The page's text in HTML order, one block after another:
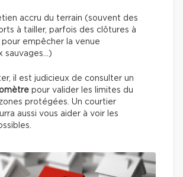
accru du terrain (souvent des
à tailler, parfois des clôtures à
empêcher la venue
sauvages…)
il est judicieux de consulter un
pour valider les limites du
protégées. Un courtier
aussi vous aider à voir les